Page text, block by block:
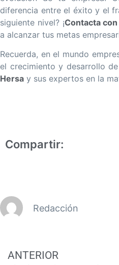
diferencia entre el éxito y el
siguiente nivel? ¡Contacta
a alcanzar tus metas
Recuerda, en el mundo
el crecimiento y desarrollo
Hersa y sus expertos en la
Compartir:
Redacción
ANTERIOR